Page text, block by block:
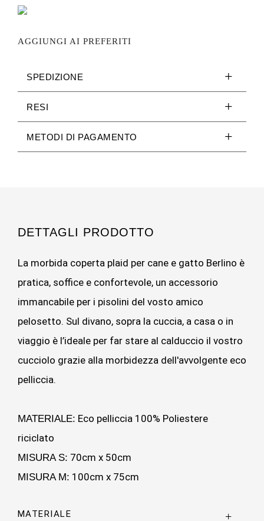
AGGIUNGI AI PREFERITI
SPEDIZIONE
RESI
METODI DI PAGAMENTO
DETTAGLI PRODOTTO
La morbida coperta plaid per cane e gatto Berlino è
pratica, soffice e confortevole, un accessorio
immancabile per i pisolini del vosto amico
pelosetto. Sul divano, sopra la cuccia, a casa o in
viaggio è l’ideale per far stare al calduccio il vostro
cucciolo grazie alla morbidezza dell'avvolgente eco
pelliccia.
MATERIALE: Eco pelliccia 100% Poliestere
riciclato
MISURA S: 70cm x 50cm
MISURA M: 100cm x 75cm
MATERIALE